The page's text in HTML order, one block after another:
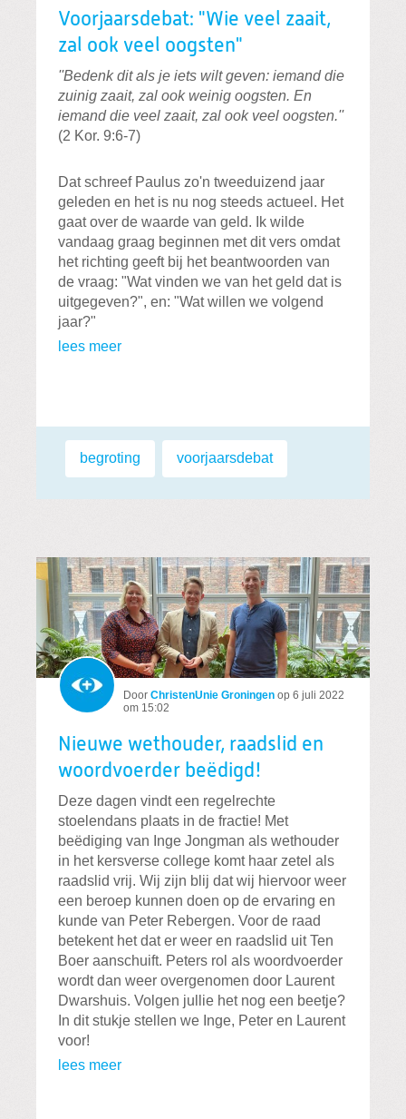
Voorjaarsdebat: "Wie veel zaait,
zal ook veel oogsten"
''Bedenk dit als je iets wilt geven: iemand die
zuinig zaait, zal ook weinig oogsten. En
iemand die veel zaait, zal ook veel oogsten.''
(2 Kor. 9:6-7)
Dat schreef Paulus zo'n tweeduizend jaar
geleden en het is nu nog steeds actueel. Het
gaat over de waarde van geld. Ik wilde
vandaag graag beginnen met dit vers omdat
het richting geeft bij het beantwoorden van
de vraag: "Wat vinden we van het geld dat is
uitgegeven?", en: "Wat willen we volgend
jaar?"
lees meer
Labels:
begroting voorjaarsdebat
Door ChristenUnie Groningen op 6 juli 2022
om 15:02
Nieuwe wethouder, raadslid en
woordvoerder beëdigd!
Deze dagen vindt een regelrechte
stoelendans plaats in de fractie! Met
beëdiging van Inge Jongman als wethouder
in het kersverse college komt haar zetel als
raadslid vrij. Wij zijn blij dat wij hiervoor weer
een beroep kunnen doen op de ervaring en
kunde van Peter Rebergen. Voor de raad
betekent het dat er weer en raadslid uit Ten
Boer aanschuift. Peters rol als woordvoerder
wordt dan weer overgenomen door Laurent
Dwarshuis. Volgen jullie het nog een beetje?
In dit stukje stellen we Inge, Peter en Laurent
voor!
lees meer